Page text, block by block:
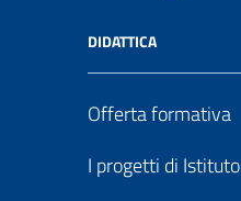
DIDATTICA
Offerta formativa
I progetti di Istituto